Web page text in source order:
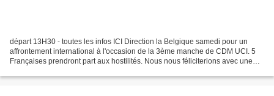
départ 13H30 - toutes les infos ICI Direction la Belgique samedi pour un
affrontement international à l'occasion de la 3ème manche de CDM UCI. 5
Françaises prendront part aux hostilités. Nous nous féliciterions avec une